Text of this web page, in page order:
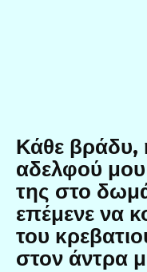
Κάθε βράδυ,
αδελφού μου
της στο
επέμενε να
του
στον άντρα